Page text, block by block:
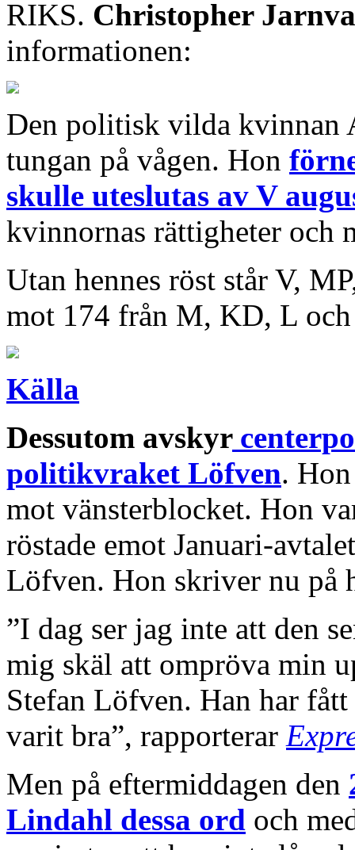
RIKS. Christopher
informationen:
Den politisk vilda kvinnan
tungan på vågen. Hon
skulle uteslutas av V
kvinnornas rättigheter och
Utan hennes röst står V,
mot 174 från M, KD, L
Källa
Dessutom avskyr
politikvraket Löfven.
mot vänsterblocket. Hon
röstade emot Januari-
Löfven. Hon skriver nu på
”I dag ser jag inte att den
mig skäl att ompröva min
Stefan Löfven. Han har
varit bra”, rapporterar
Men på eftermiddagen den
Lindahl dessa ord och